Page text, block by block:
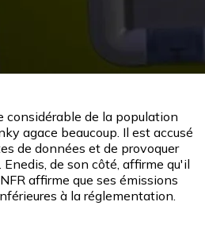
considérable de la population
agace beaucoup. Il est accusé
de données et de provoquer
de son côté, affirme qu'il
affirme que ses émissions
à la réglementation.